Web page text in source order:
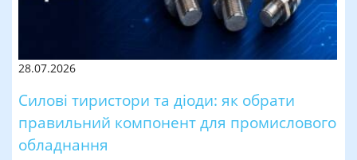
28.07.2026
Силові тиристори та діоди: як обрати
правильний компонент для промислового
обладнання